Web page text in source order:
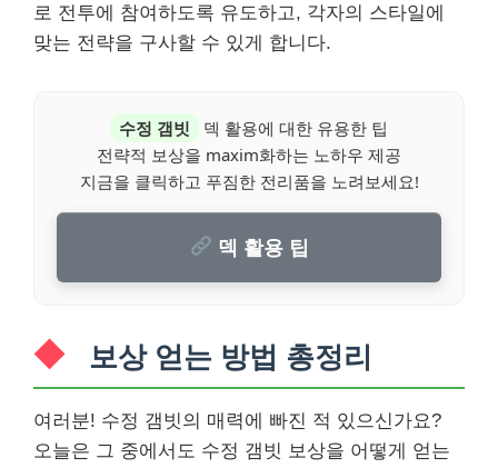
로 전투에 참여하도록 유도하고, 각자의 스타일에
맞는 전략을 구사할 수 있게 합니다.
수정 갬빗
덱 활용에 대한 유용한 팁
전략적 보상을 maxim화하는 노하우 제공
지금을 클릭하고 푸짐한 전리품을 노려보세요!
덱 활용 팁
보상 얻는 방법 총정리
여러분! 수정 갬빗의 매력에 빠진 적 있으신가요?
오늘은 그 중에서도 수정 갬빗 보상을 어떻게 얻는